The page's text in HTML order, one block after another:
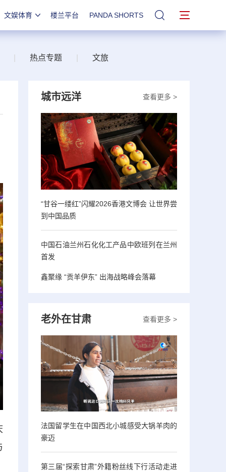
文娱体育 楼兰平台 PANDA SHORTS 站内搜索
热点专题 文旅
查看更多 >
城市远洋
“甘谷一缕红”闪耀2026香港文博会 让世界尝
到中国品质
中国石油兰州石化化工产品中欧班列在兰州
首发
鑫聚缘 “贡羊伊东” 出海战略峰会落幕
查看更多 >
老外在甘肃
法国留学生在中国西北小城感受大锅羊肉的
豪迈
第三届“探索甘肃”外籍粉丝线下行活动走进